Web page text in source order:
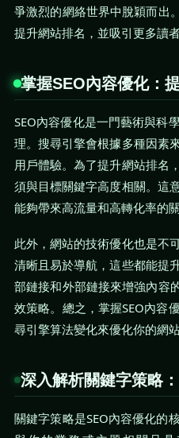
爭激烈的網絡世界中脫穎而出
提升網站排名，並吸引更多讀
掌握SEO內容優化：
SEO內容優化是一門藝術與科
理。搜尋引擎會根據多種因素
用戶體驗。為了提升網站排名
須與目標關鍵字高度相關。這
能夠帶來高流量和高轉化率的關
此外，網站的技術優化也是不
清晰且易於導航，這些都能提
部鏈接和外部鏈接來增強內容
效策略。總之，掌握SEO內容
尋引擎算法變化來優化你的網站
深入解析關鍵字策略
關鍵字策略是SEO內容優化的